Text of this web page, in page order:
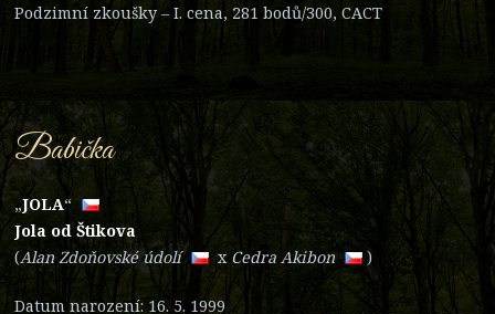
Podzimní zkoušky – I. cena, 281 bodů/300, CACT
Babička
„JOLA“
Jola od Štikova
(Alan Zdoňovské údolí x Cedra Akibon )
Datum narození: 16. 5. 1999